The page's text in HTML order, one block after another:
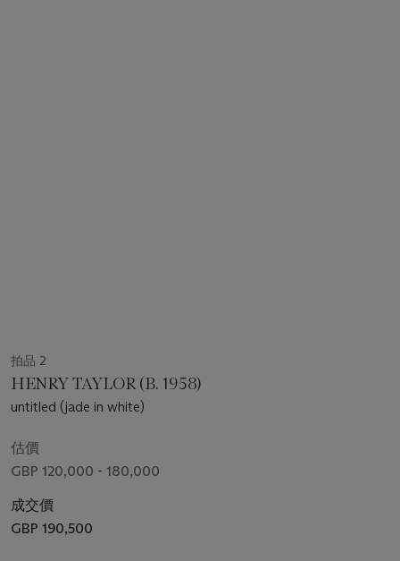
拍品 2
HENRY TAYLOR (B. 1958)
untitled (jade in white)
估價
GBP 120,000 - 180,000
成交價
GBP 190,500